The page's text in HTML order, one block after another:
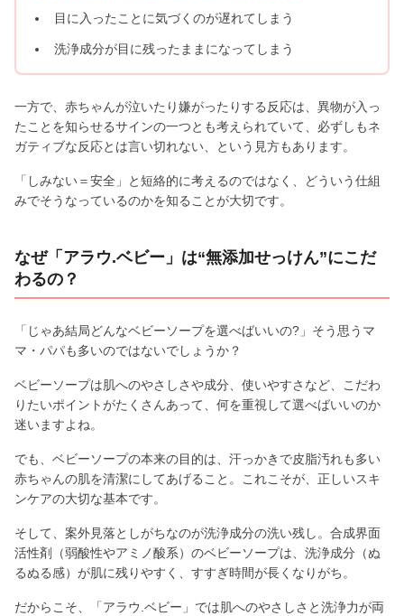
目に入ったことに気づくのが遅れてしまう
洗浄成分が目に残ったままになってしまう
一方で、赤ちゃんが泣いたり嫌がったりする反応は、異物が入っ
たことを知らせるサインの一つとも考えられていて、必ずしもネ
ガティブな反応とは言い切れない、という見方もあります。
「しみない＝安全」と短絡的に考えるのではなく、どういう仕組
みでそうなっているのかを知ることが大切です。
なぜ「アラウ.ベビー」は“無添加せっけん”にこだ
わるの？
「じゃあ結局どんなベビーソープを選べばいいの?」そう思うマ
マ・パパも多いのではないでしょうか？
ベビーソープは肌へのやさしさや成分、使いやすさなど、こだわ
りたいポイントがたくさんあって、何を重視して選べばいいのか
迷いますよね。
でも、ベビーソープの本来の目的は、汗っかきで皮脂汚れも多い
赤ちゃんの肌を清潔にしてあげること。これこそが、正しいスキ
ンケアの大切な基本です。
そして、案外見落としがちなのが洗浄成分の洗い残し。合成界面
活性剤（弱酸性やアミノ酸系）のベビーソープは、洗浄成分（ぬ
るぬる感）が肌に残りやすく、すすぎ時間が長くなりがち。
だからこそ、「アラウ.ベビー」では肌へのやさしさと洗浄力が両